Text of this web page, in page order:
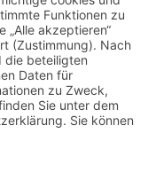
in den "Sozialen